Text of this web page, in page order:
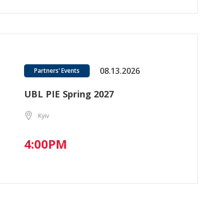
Partners’ Events 08.13.2026
UBL PIE Spring 2027
Kyiv
4:00PM